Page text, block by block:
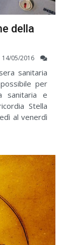
della
14/05/2016
sanitaria
per
sanitaria e
Stella
al venerdì